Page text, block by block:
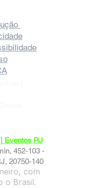
Eventos RJ
452-103 -
20750-140
com
o Brasil.